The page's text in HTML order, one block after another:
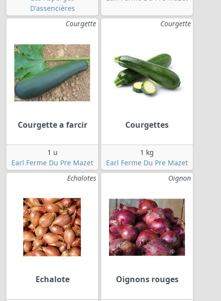
D'assencières
Courgette
Courgette a farcir
1 u
Earl Ferme Du Pre Mazet
Courgette
Courgettes
1 kg
Earl Ferme Du Pre Mazet
Echalotes
Echalote
Oignon
Oignons rouges